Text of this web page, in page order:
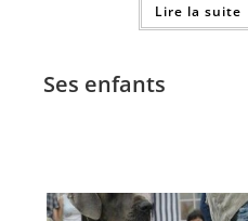
Lire la suite
Ses enfants